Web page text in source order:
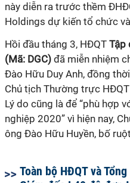
này diễn ra trước thềm
Holdings dự kiến tổ chức
Hồi đầu tháng 3, HĐQT Tập
(Mã: DGC) đã miễn nhiệm
Đào Hữu Duy Anh, đồng
Chủ tịch Thường trực
Lý do cũng là để “phù hợp
nghiệp 2020” vì hiện nay,
ông Đào Hữu Huyền, bố
Toàn bộ HĐQT và Tổng